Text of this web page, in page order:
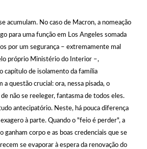
acumulam. No caso de Macron, a nomeação
para uma função em Los Angeles somada
por um segurança – extremamente mal
próprio Ministério do Interior –,
capítulo de isolamento da família
a questão crucial: ora, nessa pisada, o
não se reeleger, fantasma de todos eles.
antecipatório. Neste, há pouca diferença
à parte. Quando o "feio é perder", a
ganham corpo e as boas credenciais que se
se evaporar à espera da renovação do